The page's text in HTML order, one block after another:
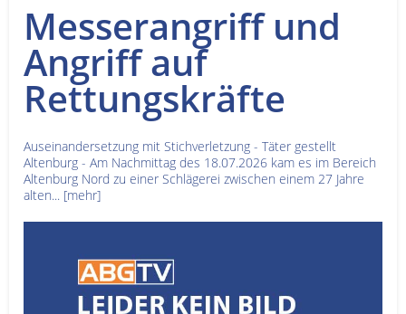
Messerangriff und
Angriff auf
Rettungskräfte
Auseinandersetzung mit Stichverletzung - Täter gestellt
Altenburg - Am Nachmittag des 18.07.2026 kam es im Bereich
Altenburg Nord zu einer Schlägerei zwischen einem 27 Jahre
alten... [mehr]